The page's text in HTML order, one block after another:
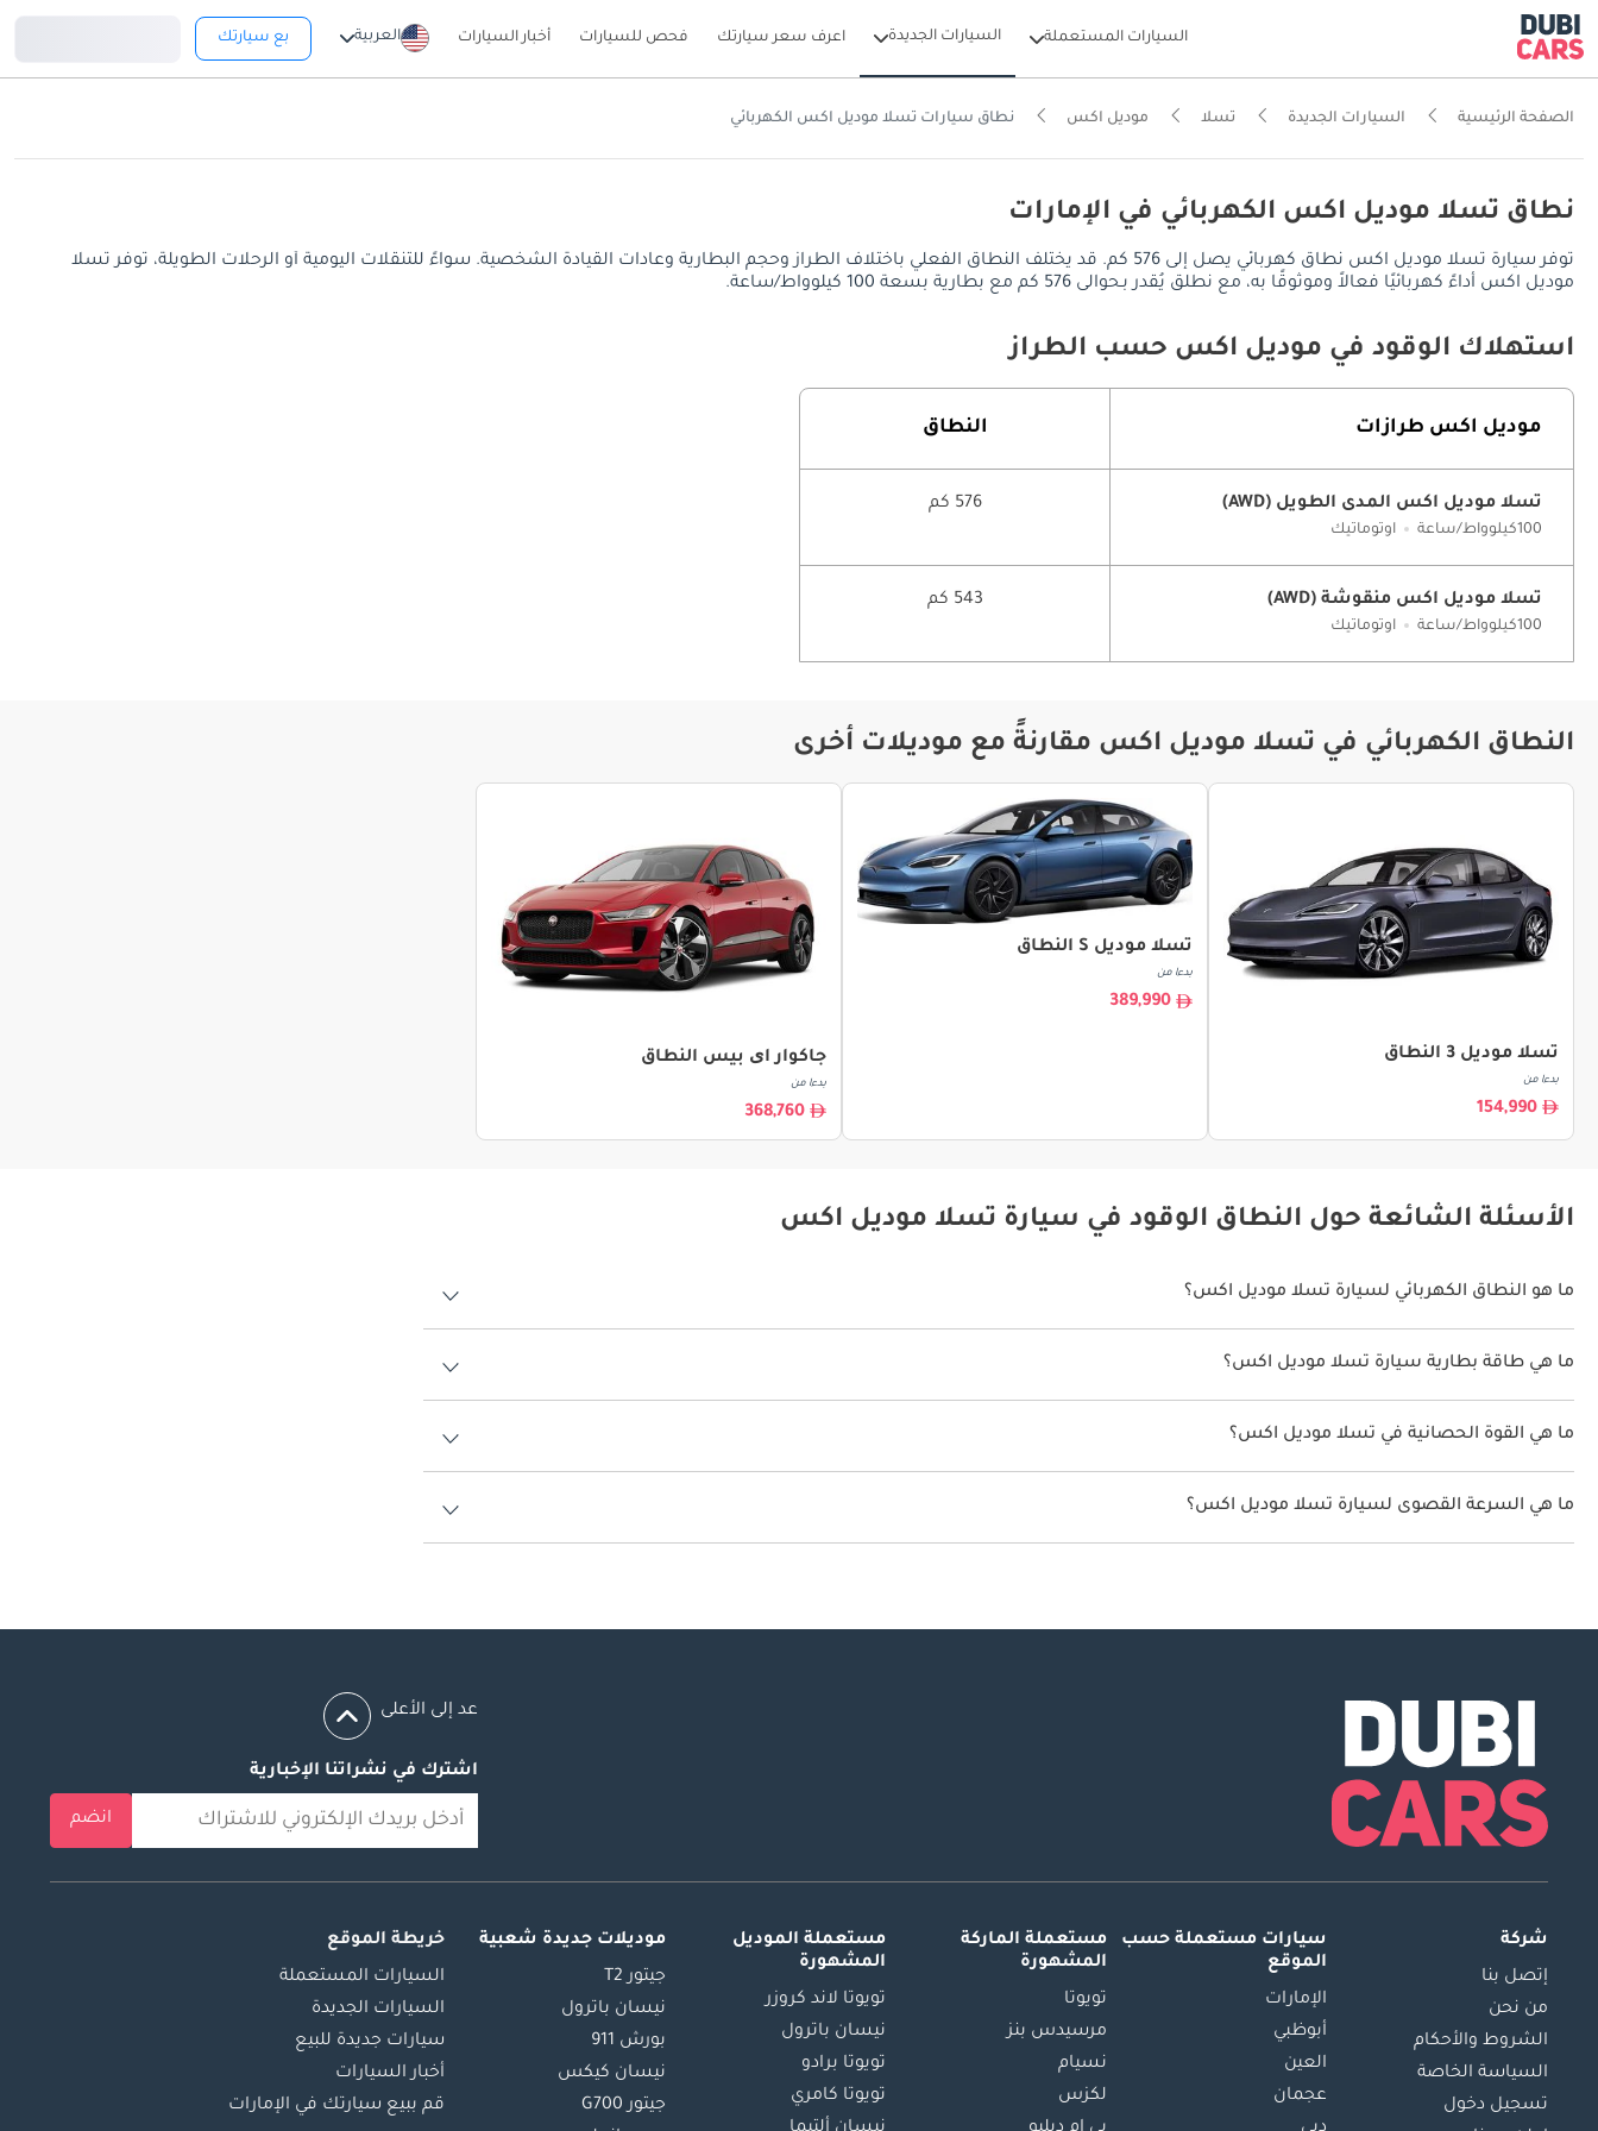
السيارات المستعملة السيارات الجديدة اعرف سعر سيارتك فحص للسيارات أخبار السيارات العربية بع سيارتك
الصفحة الرئيسية السيارات الجديدة تسلا موديل اكس نطاق سيارات تسلا موديل اكس الكهربائي
نطاق تسلا موديل اكس الكهربائي في الإمارات
توفر سيارة تسلا موديل اكس نطاق كهربائي يصل إلى 576 كم. قد يختلف النطاق الفعلي باختلاف الطراز وحجم البطارية وعادات القيادة الشخصية. سواءً للتنقلات اليومية أو الرحلات الطويلة، توفر تسلا
موديل اكس أداءً كهربائيًا فعالاً وموثوقًا به، مع نطلق يُقدر بـحوالى 576 كم مع بطارية بسعة 100 كيلوواط/ساعة.
استهلاك الوقود في موديل اكس حسب الطراز
موديل اكس طرازات النطاق
تسلا موديل اكس المدى الطويل (AWD)
100كيلوواط/ساعة اوتوماتيك
576 كم
تسلا موديل اكس منقوشة (AWD)
100كيلوواط/ساعة اوتوماتيك
543 كم
النطاق الكهربائي في تسلا موديل اكس مقارنةً مع موديلات أخرى
تسلا موديل 3 النطاق
بدءا من
154,990
تسلا موديل S النطاق
بدءا من
389,990
جاكوار ای بيس النطاق
بدءا من
368,760
الأسئلة الشائعة حول النطاق الوقود في سيارة تسلا موديل اكس
ما هو النطاق الكهربائي لسيارة تسلا موديل اكس؟
يتراوح النطاق الكهربائي لسيارة تسلا موديل اكس بين 543 كم - 576 كم.
ما هي طاقة بطارية سيارة تسلا موديل اكس؟
طاقة بطارية سيارة تسلا موديل اكس هي 100 كيلوواط/ساعة.
ما هي القوة الحصانية في تسلا موديل اكس؟
تنتج تسلا موديل اكس قوة 670 حصان - 1020 حصان.
ما هي السرعة القصوى لسيارة تسلا موديل اكس؟
السرعة القصوى لسيارة تسلا موديل اكس هي 250 كم/الساعة - 262 كم/الساعة.
عد إلى الأعلى
اشترك في نشراتنا الإخبارية
انضم
شركة
إتصل بنا
من نحن
الشروط والأحكام
السياسة الخاصة
تسجيل دخول
سيارات مستعملة حسب
الموقع
الإمارات
أبوظبي
العين
عجمان
مستعملة الماركة
المشهورة
تويوتا
مرسيدس بنز
نسيام
لكزس
مستعملة الموديل
المشهورة
تويوتا لاند كروزر
نيسان باترول
تويوتا برادو
تويوتا كامري
موديلات جديدة شعبية
جيتور T2
نيسان باترول
بورش 911
نيسان كيكس
جيتور G700
خريطة الموقع
السيارات المستعملة
السيارات الجديدة
سيارات جديدة للبيع
أخبار السيارات
قم ببيع سيارتك في الإمارات